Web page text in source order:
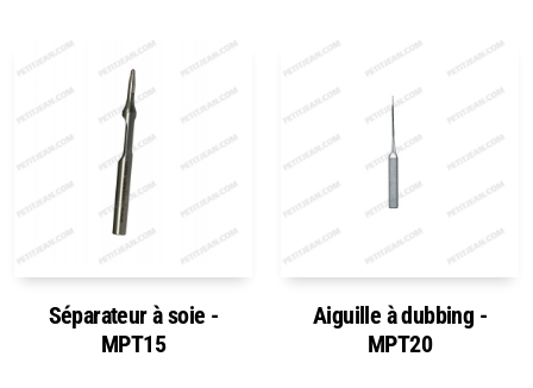
Séparateur à soie -
MPT15
Aiguille à dubbing -
MPT20